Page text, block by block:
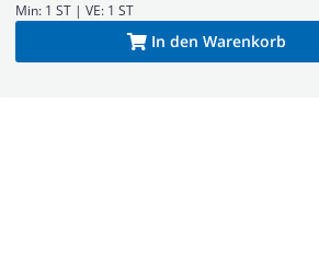
Min: 1 ST | VE: 1 ST
In den Warenkorb